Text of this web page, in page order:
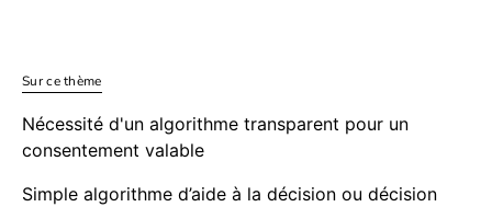
Sur ce thème
Nécessité d'un algorithme transparent pour un
consentement valable
Simple algorithme d’aide à la décision ou décision